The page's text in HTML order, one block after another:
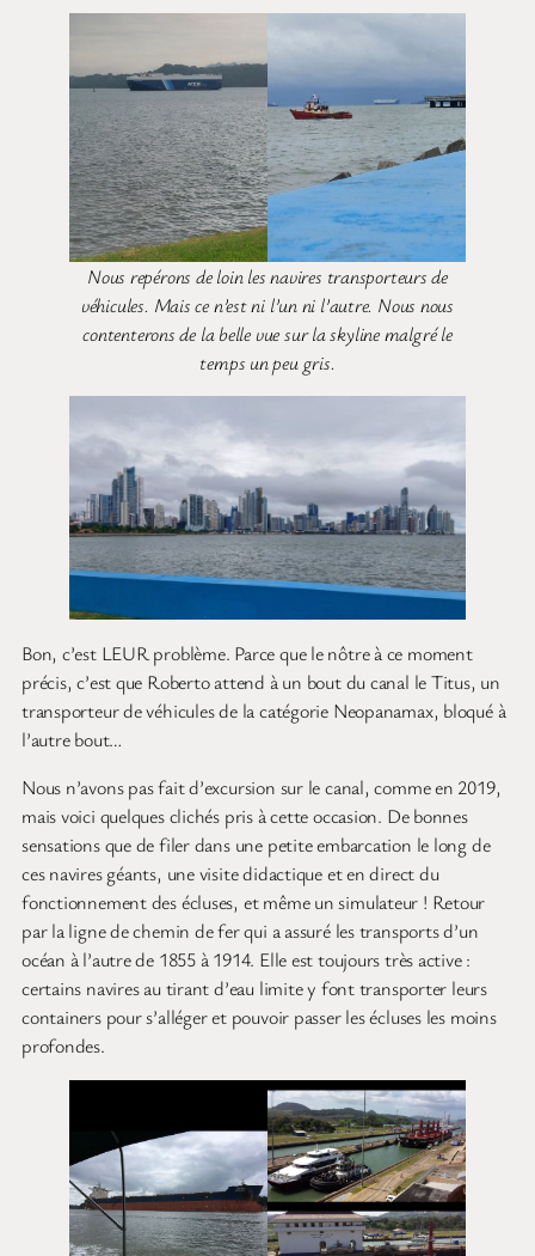
Nous repérons de loin les navires transporteurs de
véhicules. Mais ce n’est ni l’un ni l’autre. Nous nous
contenterons de la belle vue sur la skyline malgré le
temps un peu gris.
Bon, c’est LEUR problème. Parce que le nôtre à ce moment
précis, c’est que Roberto attend à un bout du canal le Titus, un
transporteur de véhicules de la catégorie Neopanamax, bloqué à
l’autre bout…
Nous n’avons pas fait d’excursion sur le canal, comme en 2019,
mais voici quelques clichés pris à cette occasion. De bonnes
sensations que de filer dans une petite embarcation le long de
ces navires géants, une visite didactique et en direct du
fonctionnement des écluses, et même un simulateur ! Retour
par la ligne de chemin de fer qui a assuré les transports d’un
océan à l’autre de 1855 à 1914. Elle est toujours très active :
certains navires au tirant d’eau limite y font transporter leurs
containers pour s’alléger et pouvoir passer les écluses les moins
profondes.